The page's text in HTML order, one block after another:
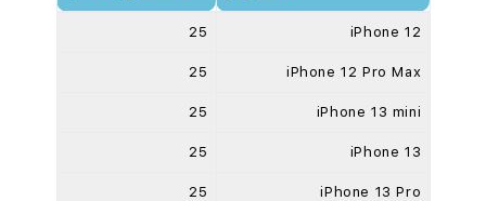
iPhone 12
25
iPhone 12 Pro Max
25
iPhone 13 mini
25
iPhone 13
25
iPhone 13 Pro
25